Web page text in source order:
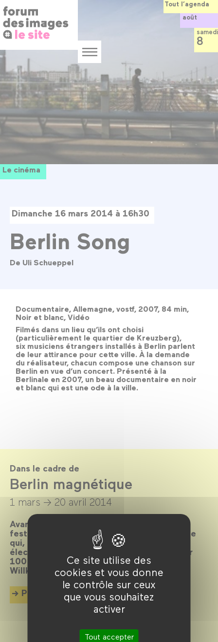
Ce site utilise des
cookies et vous donne
le contrôle sur ceux
que vous souhaitez
activer
Tout accepter
au
contenu
principal
Menu
Le cinéma
Dimanche 16 mars 2014 à 16h30
Berlin Song
De Uli Schueppel
Documentaire, Allemagne, vostf, 2007, 84 min,
Noir et blanc, Vidéo
Filmés dans un lieu qu’ils ont choisi
(particulièrement le quartier de Kreuzberg),
six musiciens étrangers installés à Berlin parlent
de leur attirance pour cette ville. À la demande
du réalisateur, chacun compose une chanson sur
Berlin en vue d’un concert. Présenté à la
Berlinale en 2007, un beau documentaire en noir
et blanc qui est une ode à la ville.
Dans le cadre de
Berlin magnétique
1 mars → 20 avril 2014
Avant-gardiste, cosmopolite, bouillonnante,
festive, scandaleuse… Elle est LA métropole
qui, depuis toujours, attire les foules et
électrise l’écran. La preuve en 80 films pour
100 ans d’histoire et de cinéma imbriqués.
Willkommen, bienvenue, welcome !
Plus d'info
Tout l’agenda
août
samedi
8